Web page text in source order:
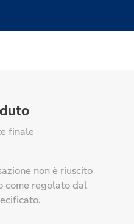
finale
non è riuscito
come regolato dal